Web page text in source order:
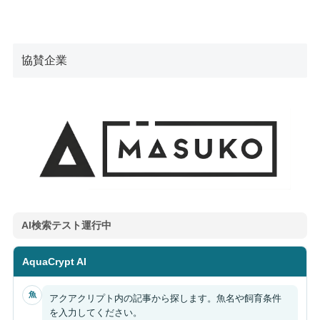
協賛企業
AI検索テスト運行中
AquaCrypt AI
魚
アクアクリプト内の記事から探します。魚名や飼育条件
を入力してください。